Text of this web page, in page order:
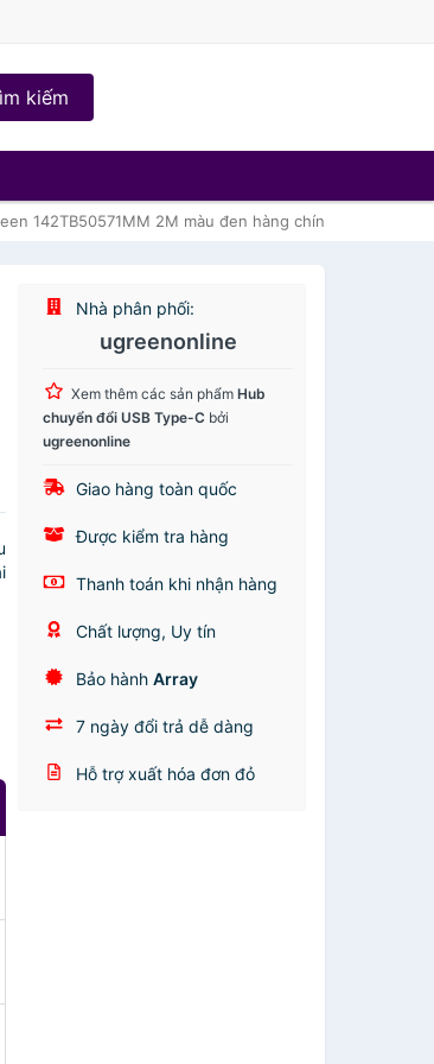
kiếm
142TB50571MM 2M màu đen hàng chính hãng
Nhà phân phối:
ugreenonline
Xem thêm các sản phẩmHub
chuyển đổi USB Type-C bởi
ugreenonline
Giao hàng toàn quốc
Được kiểm tra hàng
Thanh toán khi nhận hàng
Chất lượng, Uy tín
Bảo hànhArray
7 ngày đổi trả dễ dàng
Hỗ trợ xuất hóa đơn đỏ